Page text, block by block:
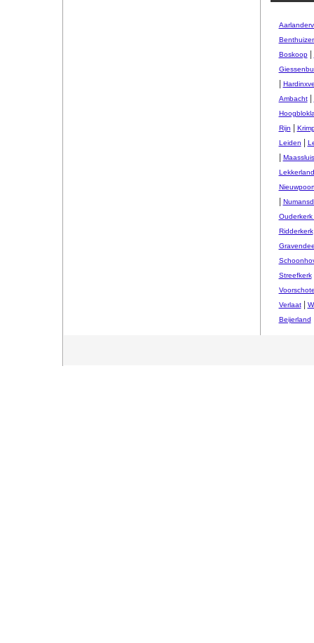
Boskoop|
Ambacht|
Rijn
Leiden
Maassluis
Lekkerland
Ridderkerk
Streefkerk
Verlaat|
Beijerland